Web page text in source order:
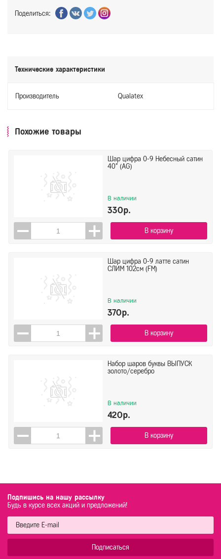
Поделиться:
Технические характеристики
Производитель Qualatex
Похожие товары
Шар цифра 0-9 Небесный сатин
40" (AG)
В наличии
330р.
В корзину
Шар цифра 0-9 латте сатин
СЛИМ 102см (FM)
В наличии
370р.
В корзину
Набор шаров буквы ВЫПУСК
золото/серебро
В наличии
420р.
В корзину
Подпишись на нашу рассылку
Будь в курсе всех акций и предложений!
Подписаться